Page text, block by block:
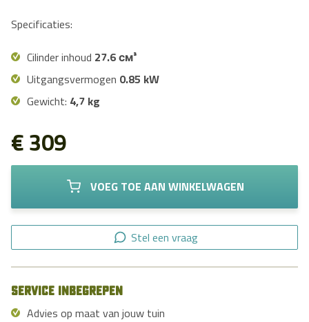
Specificaties:
Cilinder inhoud 27.6 см³
Uitgangsvermogen 0.85 kW
Gewicht: 4,7 kg
€ 309
VOEG TOE AAN WINKELWAGEN
Stel een vraag
Service inbegrepen
Advies op maat van jouw tuin